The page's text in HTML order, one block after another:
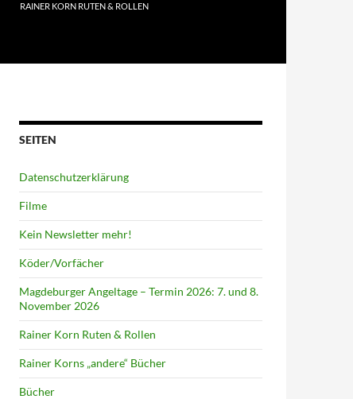
RAINER KORN RUTEN & ROLLEN
SEITEN
Datenschutzerklärung
Filme
Kein Newsletter mehr!
Köder/Vorfächer
Magdeburger Angeltage – Termin 2026: 7. und 8.
November 2026
Rainer Korn Ruten & Rollen
Rainer Korns „andere“ Bücher
Bücher